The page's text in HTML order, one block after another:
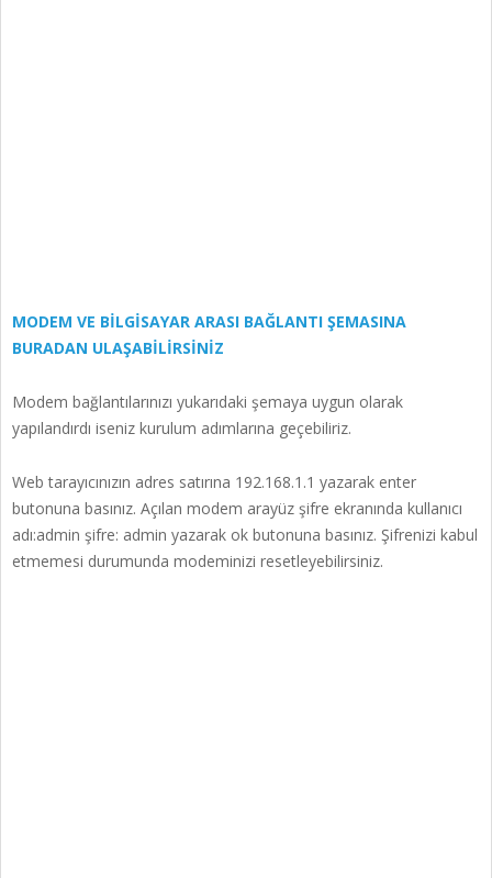
MODEM VE BİLGİSAYAR ARASI BAĞLANTI ŞEMASINA
BURADAN ULAŞABİLİRSİNİZ
Modem bağlantılarınızı yukarıdaki şemaya uygun olarak
yapılandırdı iseniz kurulum adımlarına geçebiliriz.
Web tarayıcınızın adres satırına 192.168.1.1 yazarak enter
butonuna basınız. Açılan modem arayüz şifre ekranında kullanıcı
adı:admin şifre: admin yazarak ok butonuna basınız. Şifrenizi kabul
etmemesi durumunda modeminizi resetleyebilirsiniz.